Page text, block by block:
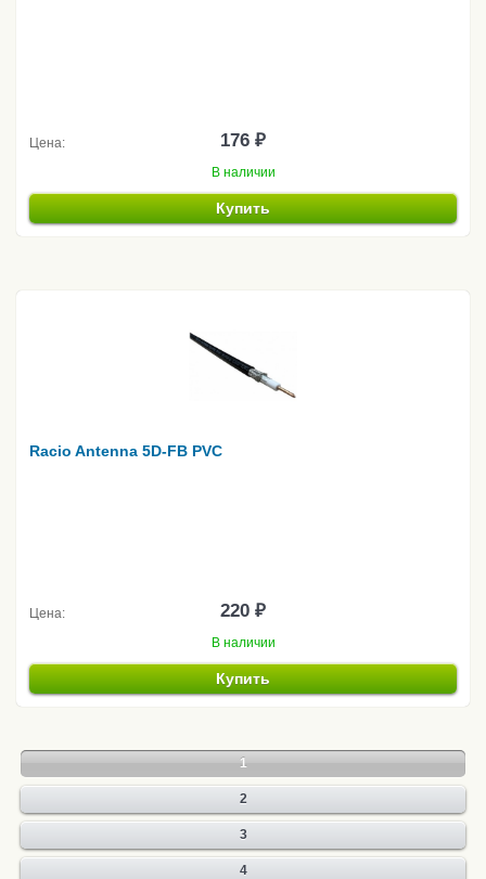
Цена: 176 ₽
В наличии
Купить
Racio Antenna 5D-FB PVC
Цена: 220 ₽
В наличии
Купить
1
2
3
4